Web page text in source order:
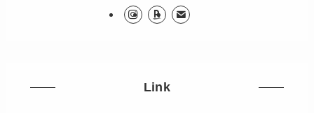
Link